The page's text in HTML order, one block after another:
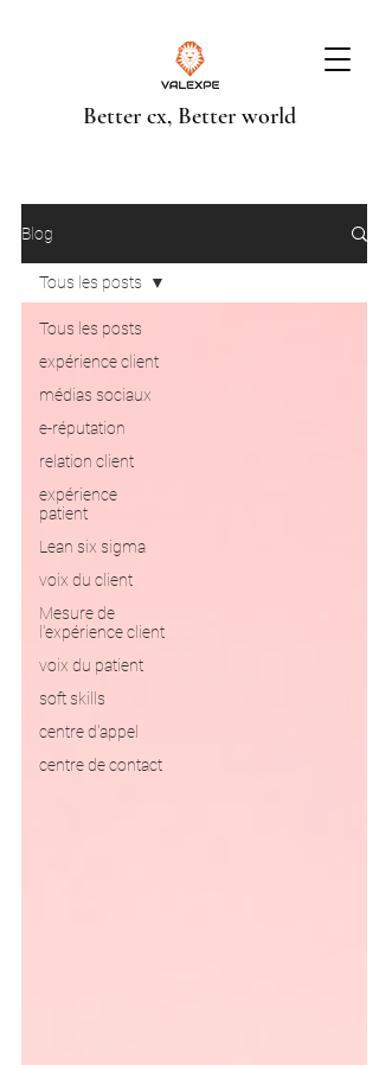
Better cx, Better world
Blog
Tous les posts
expérience client
médias sociaux
e-réputation
relation client
expérience
patient
Lean six sigma
voix du client
Mesure de
l'expérience client
voix du patient
soft skills
centre d'appel
centre de contact
Tous les posts